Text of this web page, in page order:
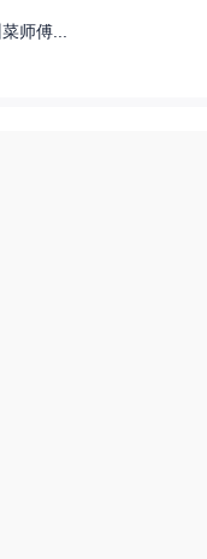
师傅...